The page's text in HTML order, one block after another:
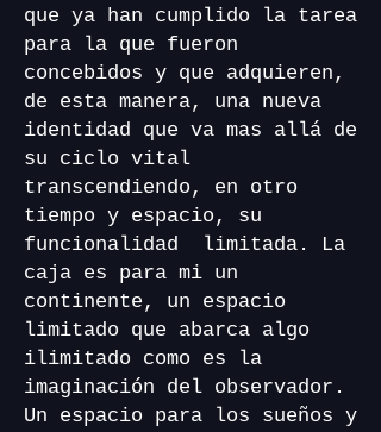
que ya han cumplido la tarea
para la que fueron
concebidos y que adquieren,
de esta manera, una nueva
identidad que va mas allá de
su ciclo vital
transcendiendo, en otro
tiempo y espacio, su
funcionalidad limitada. La
caja es para mi un
continente, un espacio
limitado que abarca algo
ilimitado como es la
imaginación del observador.
Un espacio para los sueños y